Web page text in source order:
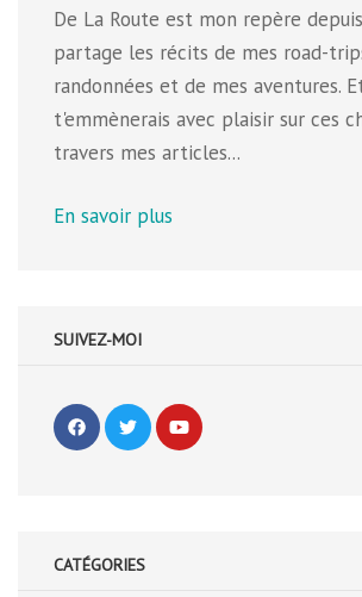
De La Route est mon repère
partage les récits de mes road-
randonnées et de mes aventures.
t'emmènerais avec plaisir sur ces
travers mes articles...
En savoir plus
SUIVEZ-MOI
CATÉGORIES